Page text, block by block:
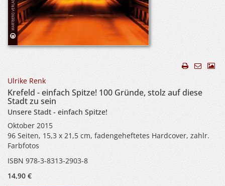
Ulrike Renk
Krefeld - einfach Spitze! 100 Gründe, stolz auf diese
Stadt zu sein
Unsere Stadt - einfach Spitze!
Oktober 2015
96 Seiten, 15,3 x 21,5 cm, fadengeheftetes Hardcover, zahlr.
Farbfotos
ISBN 978-3-8313-2903-8
14,90 €